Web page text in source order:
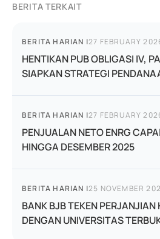
BERITA TERKAIT
BERITA HARIAN |27 FEBRUARY
HENTIKAN PUB OBLIGASI IV,
SIAPKAN STRATEGI
BERITA HARIAN |27 FEBRUARY
PENJUALAN NETO ENRG
HINGGA DESEMBER 2025
BERITA HARIAN |25 NOVEMBER
BANK BJB TEKEN
DENGAN UNIVERSITAS